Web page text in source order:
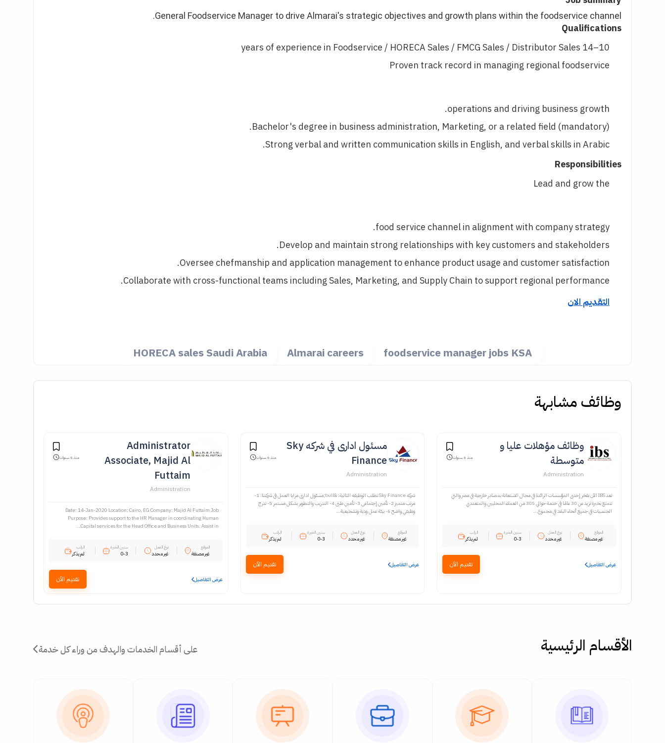
General Foodservice Manager to drive Almarai's strategic objectives and growth plans within the foodservice channel.
Qualifications
10–14 years of experience in Foodservice / HORECA Sales / FMCG Sales / Distributor Sales
Proven track record in managing regional foodservice
operations and driving business growth.
Bachelor's degree in business administration, Marketing, or a related field (mandatory).
Strong verbal and written communication skills in English, and verbal skills in Arabic.
Responsibilities
Lead and grow the
food service channel in alignment with company strategy.
Develop and maintain strong relationships with key customers and stakeholders.
Oversee chefmanship and application management to enhance product usage and customer satisfaction.
Collaborate with cross-functional teams including Sales, Marketing, and Supply Chain to support regional performance.
التقديم الان
foodservice manager jobs KSA
Almarai careers
HORECA sales Saudi Arabia
وظائف مشابهة
وظائف مؤهلات عليا و
متوسطة
Administration
منذ 6 سنوات
تعد IBS الآن بفخر إحدى المؤسسات الرائدة في مجال الاستعانة بمصادر خارجية في مصر والتي
تتمتع بخبرة تزيد عن 30 عامًا في خدمة حوالي 305 من العملاء المحليين والمتعددي
الجنسيات في جميع أنحاء البلاد في مجموع...
الموقع
غير مصنفة
نوع العمل
غير محدد
سنين الخبرة
0-3
الراتب
لم يذكر
عرض التفاصيل تقديم الآن
مسئول ادارى في شركه Sky
Finance
Administration
منذ 6 سنوات
شركه Sky Finance تطلب الوظيفه التالية: &bull;مسئول ادارى مزايا العمل فى شركتنا: 1-
مرتب متميز 2- تأمين إجتماعى 3- تأمين طبى 4- التدريب والتطوير بشكل مستمر 5- تدرج
وظيفي واضح 6- بيئة عمل ودية وتشجيعية...
الموقع
غير مصنفة
نوع العمل
غير محدد
سنين الخبرة
0-3
الراتب
لم يذكر
عرض التفاصيل تقديم الآن
Administrator
Associate, Majid Al
Futtaim
Administration
منذ 6 سنوات
Date: 14-Jan-2020 Location: Cairo, EG Company: Majid Al Futtaim Job
Purpose: Provides support to the HR Manager in coordinating Human
Capital services for the Head Office and Business Units. Assist in...
الموقع
غير مصنفة
نوع العمل
غير محدد
سنين الخبرة
0-3
الراتب
لم يذكر
عرض التفاصيل تقديم الآن
الأقسام الرئيسية على أقسام الخدمات والهدف من وراء كل خدمة